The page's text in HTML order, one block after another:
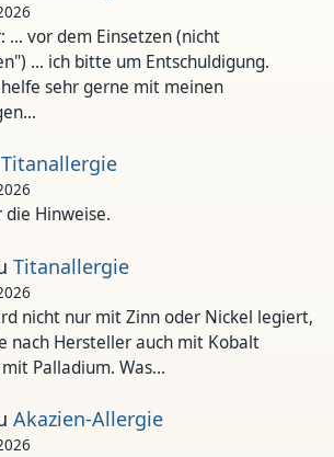
... vor dem Einsetzen (nicht
... ich bitte um Entschuldigung.
helfe sehr gerne mit meinen
Titanallergie
die Hinweise.
Titanallergie
nicht nur mit Zinn oder Nickel legiert,
nach Hersteller auch mit Kobalt
Palladium. Was…
Akazien-Allergie